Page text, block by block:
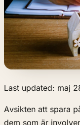
Last updated: maj
Avsikten att spara
dem som är